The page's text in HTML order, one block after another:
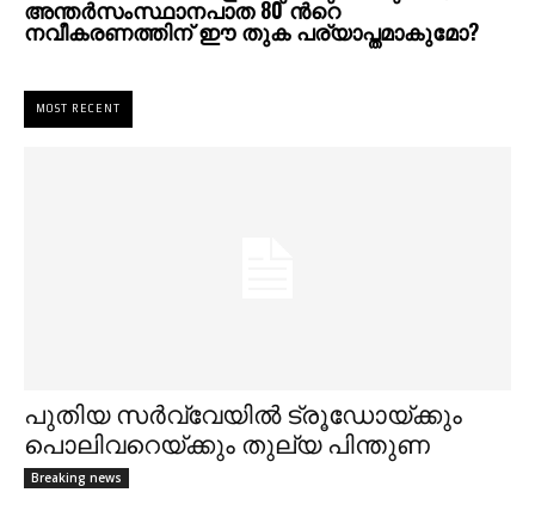
അന്തർസംസ്ഥാനപാത 80 ന്‍റെ
നവീകരണത്തിന് ഈ തുക പര്യാപ്തമാകുമോ?
MOST RECENT
പുതിയ സർവ്വേയിൽ ട്രൂഡോയ്ക്കും
പൊലിവറെയ്ക്കും തുല്യ പിന്തുണ
Breaking news